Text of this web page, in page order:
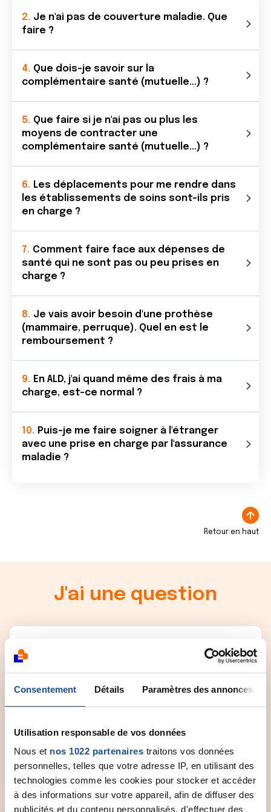
Consentement Détails Paramètres des annonces
Utilisation responsable de vos données
Nous et nos 1022 partenaires traitons vos données
personnelles, telles que votre adresse IP, en utilisant des
technologies comme les cookies pour stocker et accéder
à des informations sur votre appareil, afin de diffuser des
publicités et du contenu personnalisés, d'effectuer des
Je n'ai pas de couverture maladie. Que
faire ?
Que dois-je savoir sur la
complémentaire santé (mutuelle…) ?
Que faire si je n'ai pas ou plus les
moyens de contracter une
complémentaire santé (mutuelle…) ?
Les déplacements pour me rendre dans
les établissements de soins sont-ils pris
en charge ?
Comment faire face aux dépenses de
santé qui ne sont pas ou peu prises en
charge ?
Je vais avoir besoin d'une prothèse
(mammaire, perruque). Quel en est le
remboursement ?
En ALD, j'ai quand même des frais à ma
charge, est-ce normal ?
Puis-je me faire soigner à l'étranger
avec une prise en charge par l'assurance
maladie ?
Retour en haut
J'ai une question
Ligue Soutien Cancer
confidentiel) joignable du lundi au vendredi de 9h
0 800 940 939